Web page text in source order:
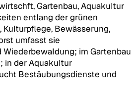
Gartenbau, Aquakultur
entlang der grünen
Bewässerung,
umfasst sie
im Gartenbau
in der Aquakultur
Bestäubungsdienste und